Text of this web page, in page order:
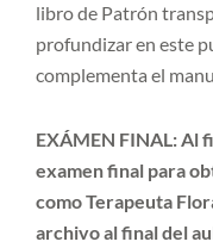
libro de Patrón
profundizar en este
complementa el
EXÁMEN FINAL:Al
examen final para
como Terapeuta
archivo al final del